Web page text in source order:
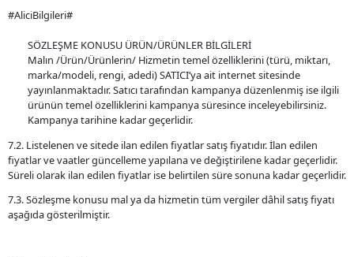
#AliciBilgileri#
SÖZLEŞME KONUSU ÜRÜN/ÜRÜNLER BİLGİLERİ
Malın /Ürün/Ürünlerin/ Hizmetin temel özelliklerini (türü, miktarı,
marka/modeli, rengi, adedi) SATICI’ya ait internet sitesinde
yayınlanmaktadır. Satıcı tarafından kampanya düzenlenmiş ise ilgili
ürünün temel özelliklerini kampanya süresince inceleyebilirsiniz.
Kampanya tarihine kadar geçerlidir.
7.2. Listelenen ve sitede ilan edilen fiyatlar satış fiyatıdır. İlan edilen
fiyatlar ve vaatler güncelleme yapılana ve değiştirilene kadar geçerlidir.
Süreli olarak ilan edilen fiyatlar ise belirtilen süre sonuna kadar geçerlidir.
7.3. Sözleşme konusu mal ya da hizmetin tüm vergiler dâhil satış fiyatı
aşağıda gösterilmiştir.